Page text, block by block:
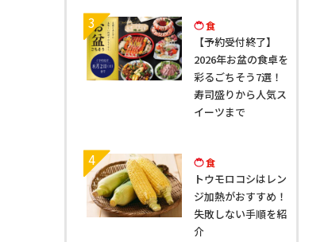
3 食
【予約受付終了】
2026年お盆の食卓を
彩るごちそう7選！
寿司盛りから人気ス
イーツまで
4 食
トウモロコシはレン
ジ加熱がおすすめ！
失敗しない手順を紹
介